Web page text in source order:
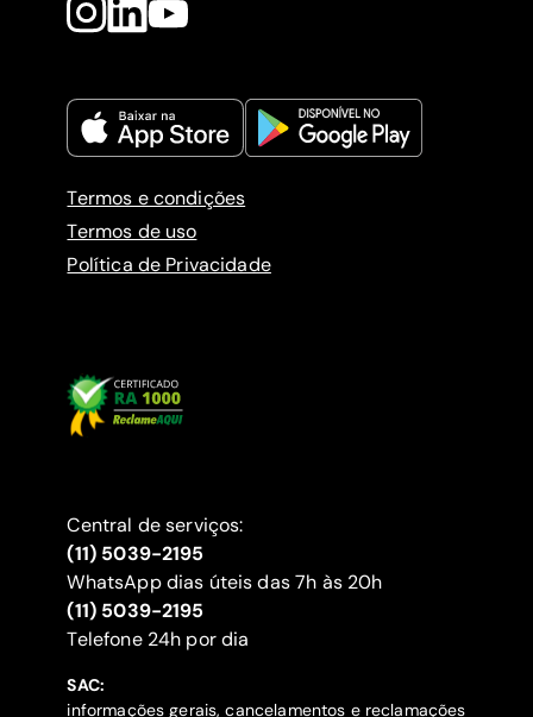
Termos e condições
Termos de uso
Política de Privacidade
Central de serviços:
(11) 5039-2195
WhatsApp dias úteis das 7h às 20h
(11) 5039-2195
‍Telefone 24h por dia
SAC:
informações gerais, cancelamentos e reclamações